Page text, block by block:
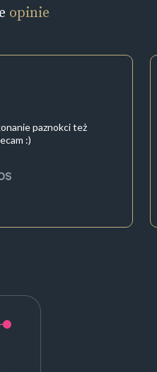
opinie
paznokci też
:)